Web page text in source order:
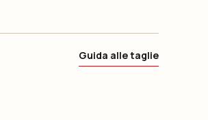
Guida alle taglie